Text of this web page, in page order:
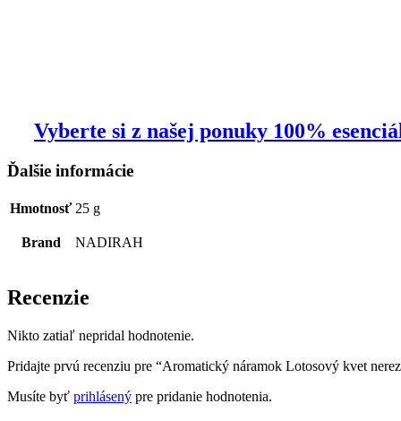
Vyberte si z našej ponuky 100%
Ďalšie informácie
Hmotnosť 25 g
Brand NADIRAH
Recenzie
Nikto zatiaľ nepridal hodnotenie.
Pridajte prvú recenziu pre “Aromatický náramok Lotosový kvet
Musíte byť prihlásený pre pridanie hodnotenia.